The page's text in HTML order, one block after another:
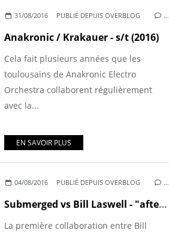
31/08/2016 PUBLIÉ DEPUIS OVERBLOG …
Anakronic / Krakauer - s/t (2016)
Cela fait plusieurs années que les
toulousains de Anakronic Electro
Orchestra collaborent régulièrement
avec la...
EN SAVOIR PLUS
04/08/2016 PUBLIÉ DEPUIS OVERBLOG …
Submerged vs Bill Laswell - "after such knowledge, what forgiveness?" (2016)
La première collaboration entre Bill